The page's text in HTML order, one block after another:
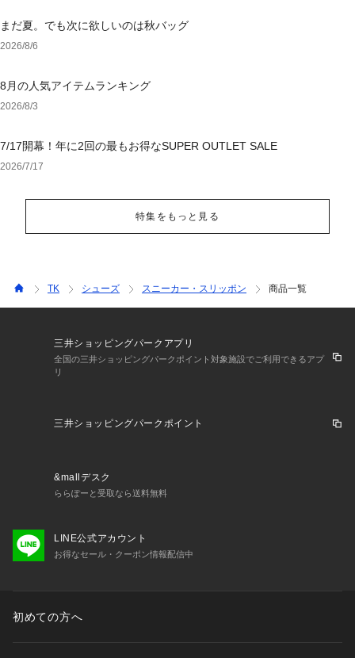
まだ夏。でも次に欲しいのは秋バッグ
2026/8/6
8月の人気アイテムランキング
2026/8/3
7/17開幕！年に2回の最もお得なSUPER OUTLET SALE
2026/7/17
特集をもっと見る
TK シューズ スニーカー・スリッポン 商品一覧
三井ショッピングパークアプリ
全国の三井ショッピングパークポイント対象施設でご利用できるアプ
リ
三井ショッピングパークポイント
&mallデスク
ららぽーと受取なら送料無料
LINE公式アカウント
お得なセール・クーポン情報配信中
初めての方へ